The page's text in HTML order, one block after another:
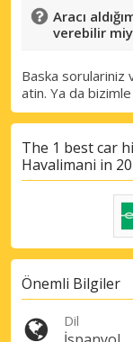
Aracı
verebilir
Baska sorulariniz
atin. Ya da bizimle
The 1 best car
Havalimani in
Önemli Bilgiler
Dil